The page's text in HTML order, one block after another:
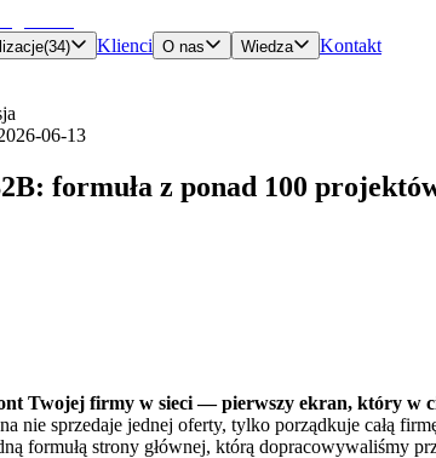
(34) Klienci O nas Wiedza
Kontakt
06-13
formuła z ponad 100
Twojej firmy w sieci — pierwszy ekran, który w
nie sprzedaje jednej oferty, tylko porządkuje całą
formułą strony głównej, którą dopracowywaliśmy